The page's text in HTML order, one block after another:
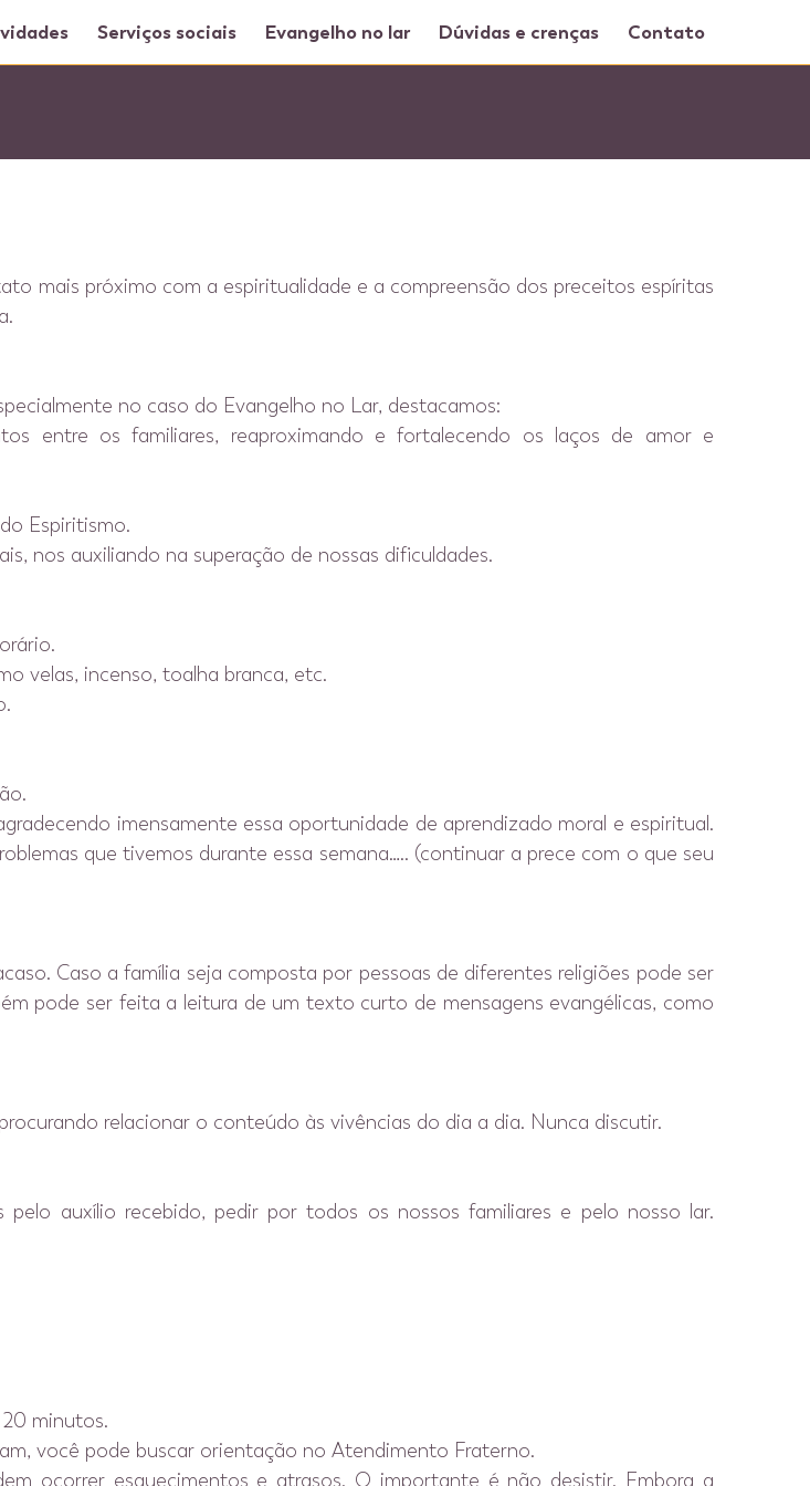
Serviços sociais Evangelho no lar Dúvidas e crenças Contato
mais próximo com a espiritualidade e a compreensão dos preceitos espíritas
no caso do Evangelho no Lar, destacamos:
entre os familiares, reaproximando e fortalecendo os laços de amor e
Espiritismo.
nos auxiliando na superação de nossas dificuldades.
velas, incenso, toalha branca, etc.
imensamente essa oportunidade de aprendizado moral e espiritual.
que tivemos durante essa semana….. (continuar a prece com o que seu
Caso a família seja composta por pessoas de diferentes religiões pode ser
pode ser feita a leitura de um texto curto de mensagens evangélicas, como
relacionar o conteúdo às vivências do dia a dia. Nunca discutir.
auxílio recebido, pedir por todos os nossos familiares e pelo nosso lar.
minutos.
você pode buscar orientação no Atendimento Fraterno.
ocorrer esquecimentos e atrasos. O importante é não desistir. Embora a